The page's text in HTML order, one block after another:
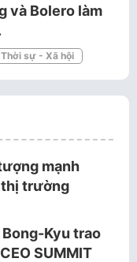
và Bolero làm
Thời sự - Xã hội
mạnh
thị trường
Kyu trao
SUMMIT